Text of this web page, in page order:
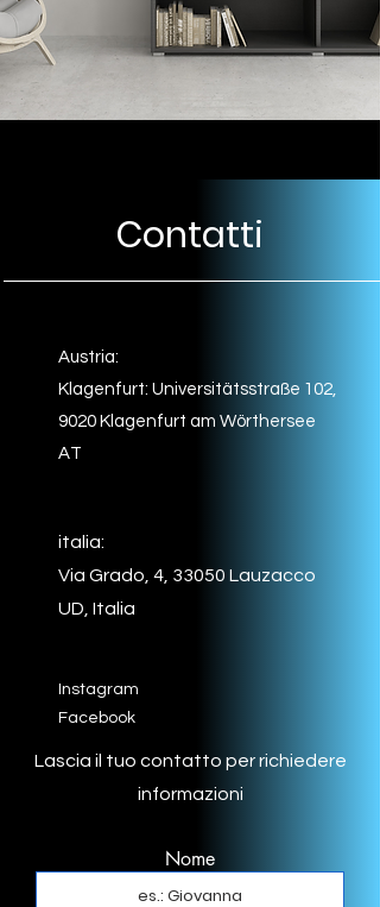
Contatti
Austria:
Klagenfurt: Universitätsstraße 102,
9020 Klagenfurt am Wörthersee
AT
italia:
Via Grado, 4, 33050 Lauzacco
UD, Italia
Instagram
Facebook
Lascia il tuo contatto per richiedere
informazioni
Nome